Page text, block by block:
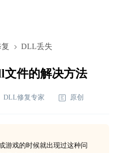
DLL丢失
文件的解决方法
DLL修复专家 原创
游戏的时候就出现过这种问